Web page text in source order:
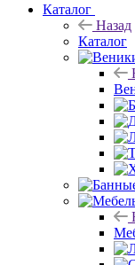
Каталог
Назад
Каталог